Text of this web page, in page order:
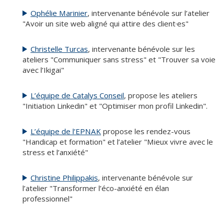
Ophélie Marinier, intervenante bénévole sur l’atelier
"Avoir un site web aligné qui attire des client·es"
Christelle Turcas, intervenante bénévole sur les
ateliers "Communiquer sans stress" et "Trouver sa voie
avec l’Ikigai"
L’équipe de Catalys Conseil, propose les ateliers
"Initiation Linkedin" et "Optimiser mon profil Linkedin".
L’équipe de l’EPNAK propose les rendez-vous
"Handicap et formation" et l’atelier "Mieux vivre avec le
stress et l’anxiété"
Christine Philippakis, intervenante bénévole sur
l’atelier "Transformer l’éco-anxiété en élan
professionnel"